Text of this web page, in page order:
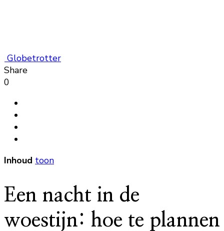
Globetrotter
Share
0
Inhoud toon
Een nacht in de
woestijn: hoe te plannen